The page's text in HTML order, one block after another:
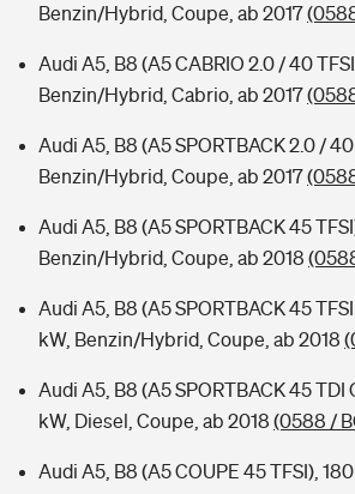
Benzin/Hybrid, Coupe, ab 2017
Audi A5, B8 (A5 CABRIO 2.0 / 40
Benzin/Hybrid, Cabrio, ab 2017
Audi A5, B8 (A5 SPORTBACK 2.0 / 40
Benzin/Hybrid, Coupe, ab 2017
Audi A5, B8 (A5 SPORTBACK 45
Benzin/Hybrid, Coupe, ab 2018
Audi A5, B8 (A5 SPORTBACK 45
kW, Benzin/Hybrid, Coupe, ab 2018
Audi A5, B8 (A5 SPORTBACK 45 TDI
kW, Diesel, Coupe, ab 2018 (0588 /
Audi A5, B8 (A5 COUPE 45 TFSI), 180